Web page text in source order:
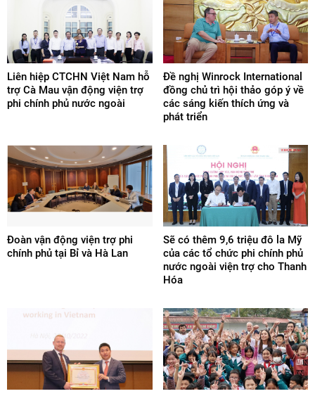
Liên hiệp CTCHN Việt Nam hỗ
trợ Cà Mau vận động viện trợ
phi chính phủ nước ngoài
Đề nghị Winrock International
đồng chủ trì hội thảo góp ý về
các sáng kiến thích ứng và
phát triển
Đoàn vận động viện trợ phi
chính phủ tại Bỉ và Hà Lan
Sẽ có thêm 9,6 triệu đô la Mỹ
của các tổ chức phi chính phủ
nước ngoài viện trợ cho Thanh
Hóa